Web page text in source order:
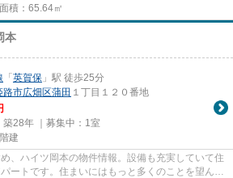
面積：65.64㎡
本
「英賀保 」駅 徒歩25分
路市広畑区蒲田 １丁目１２０番地
28年 ｜募集中： 1室
建
、ハイツ岡本の物件情報。設備も充実していて住
ートです。住まいにはもっと多くのことを望んで